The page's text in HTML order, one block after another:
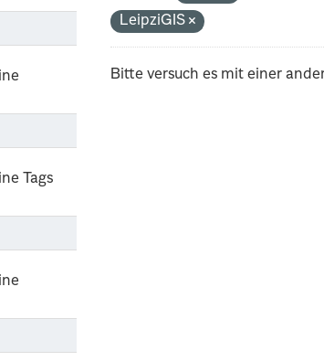
Tags
LeipziGIS
Bitte versuch es mit einer